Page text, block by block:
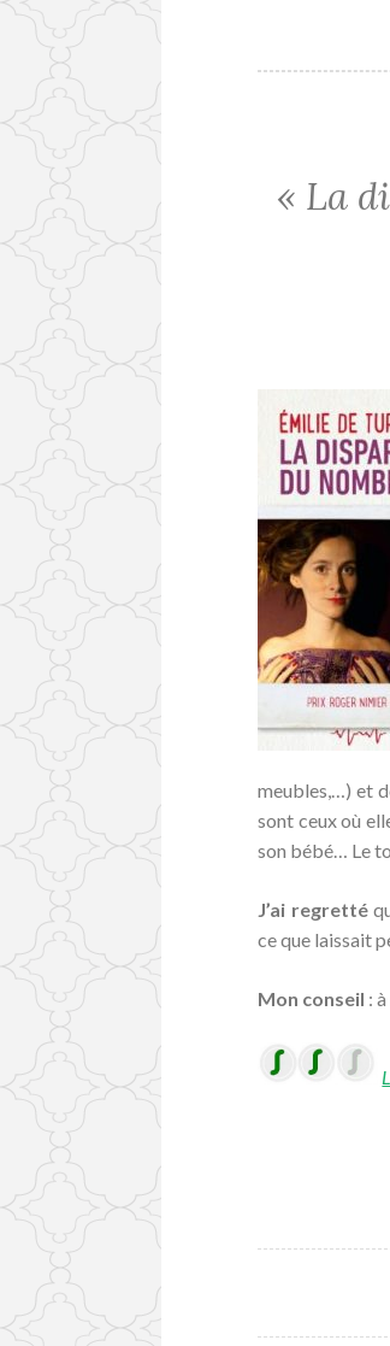
« La
meubles,…) et
sont ceux où
son bébé… Le
J’ai regretté
ce que laissait
Mon conseil :